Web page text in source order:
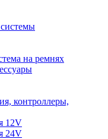
на ремнях
контроллеры,
12V
24V